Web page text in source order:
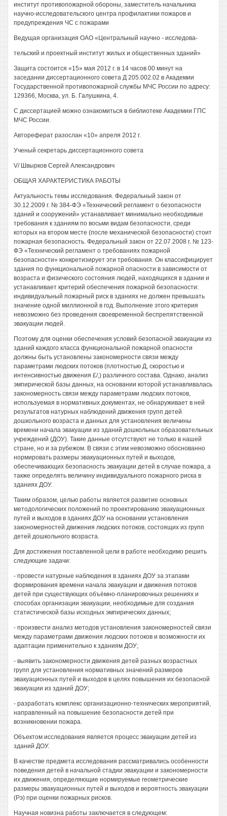
институт противопожарной обороны, заместитель начальника
научно-исследовательского центра профилактики пожаров и
предупреждения ЧС с пожарами
Ведущая организация ОАО «Центральный научно - исследова-
тельский и проектный институт жилых и общественных зданий»
Защита состоится «15» мая 2012 г. в 14 часов 00 минут на
заседании диссертационного совета Д 205.002.02 в Академии
Государственной противопожарной службы МЧС России по адресу:
129366, Москва, ул. Б. Галушкина, 4.
С диссертацией можно ознакомиться в библиотеке Академии ГПС
МЧС России.
Автореферат разослан «10» апреля 2012 г.
Ученый секретарь диссертационного совета
V/ Швырков Сергей Александрович
ОБЩАЯ ХАРАКТЕРИСТИКА РАБОТЫ
Актуальность темы исследования. Федеральный закон от
30.12.2009 г. № 384-ФЭ «Технический регламент о безопасности
зданий и сооружений» устанавливает минимально необходимые
требования к зданиям по восьми видам безопасности, среди
которых на втором месте (после механической безопасности) стоит
пожарная безопасность. Федеральный закон от 22.07.2008 г. № 123-
ФЭ «Технический регламент о требованиях пожарной
безопасности» конкретизирует эти требования. Он классифицирует
здания по функциональной пожарной опасности в зависимости от
возраста и физического состояния людей, находящихся в здании и
устанавливает критерий обеспечения пожарной безопасности:
индивидуальный пожарный риск в зданиях не должен превышать
значение одной миллионной в год. Выполнение этого критерия
невозможно без проведения своевременной беспрепятственной
эвакуации людей.
Поэтому для оценки обеспечения условий безопасной эвакуации из
зданий каждого класса функциональной пожарной опасности
должны быть установлены закономерности связи между
параметрами людских потоков (плотностью Д, скоростью и
интенсивностью движения £/,) различного состава. Однако, анализ
эмпирической базы данных, на основании которой устанавливалась
закономерность связи между параметрами людских потоков,
используемая в нормативных документах, не обнаруживает в ней
результатов натурных наблюдений движения групп детей
дошкольного возраста и данных для установления величины
времени начала эвакуации из зданий дошкольных образовательных
учреждений (ДОУ). Такие данные отсутствуют не только в нашей
стране, но и за рубежом. В связи с этим невозможно обоснованно
нормировать размеры эвакуационных путей и выходов,
обеспечивающих безопасность эвакуации детей в случае пожара, а
также определять величину индивидуального пожарного риска в
зданиях ДОУ.
Таким образом, целью работы является развитие основных
методологических положений по проектированию эвакуационных
путей и выходов в зданиях ДОУ на основании установления
закономерностей движения людских потоков, состоящих из групп
детей дошкольного возраста.
Для достижения поставленной цели в работе необходимо решить
следующие задачи:
- провести натурные наблюдения в зданиях ДОУ за этапами
формирования времени начала эвакуации и движения потоков
детей при существующих объёмно-планировочных решениях и
способах организации эвакуации, необходимые для создания
статистической базы исходных эмпирических данных;
- произвести анализ методов установления закономерностей связи
между параметрами движения людских потоков и возможности их
адаптации применительно к зданиям ДОУ;
- выявить закономерности движения детей разных возрастных
групп для установления нормативных значений размеров
эвакуационных путей и выходов в целях повышения их безопасной
эвакуации из зданий ДОУ;
- разработать комплекс организационно-технических мероприятий,
направленный на повышение безопасности детей при
возникновении пожара.
Объектом исследования является процесс эвакуации детей из
зданий ДОУ.
В качестве предмета исследования рассматривались особенности
поведения детей в начальной стадии эвакуации и закономерности
их движения, определяющие нормируемые геометрические
размеры эвакуационных путей и выходов и вероятность эвакуации
(Рэ) при оценки пожарных рисков.
Научная новизна работы заключается в следующем: